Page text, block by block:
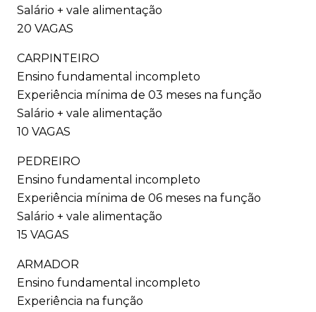
Salário + vale alimentação
20 VAGAS
CARPINTEIRO
Ensino fundamental incompleto
Experiência mínima de 03 meses na função
Salário + vale alimentação
10 VAGAS
PEDREIRO
Ensino fundamental incompleto
Experiência mínima de 06 meses na função
Salário + vale alimentação
15 VAGAS
ARMADOR
Ensino fundamental incompleto
Experiência na função